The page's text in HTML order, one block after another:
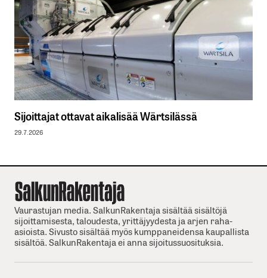
Sijoittajat ottavat aikalisää Wärtsilässä
29.7.2026
Vaurastujan media. SalkunRakentaja sisältää sisältöjä
sijoittamisesta, taloudesta, yrittäjyydesta ja arjen raha-
asioista. Sivusto sisältää myös kumppaneidensa kaupallista
sisältöä. SalkunRakentaja ei anna sijoitussuosituksia.